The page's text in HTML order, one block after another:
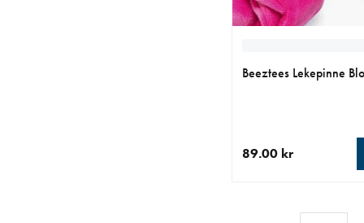
Beeztees Lekepinne
89.00 kr